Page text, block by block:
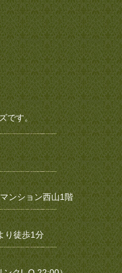
です。
ンション西山1階
り徒歩1分